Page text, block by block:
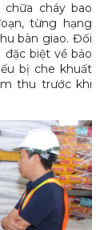
cháy bao
từng hạng
bàn giao. Đối
biệt về bảo
bị che khuất
thu trước khi